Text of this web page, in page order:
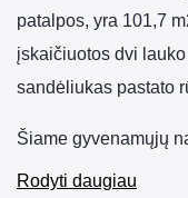
patalpos, yra 101,7
įskaičiuotos dvi
sandėliukas pastato
Šiame gyvenamųjų
Rodyti daugiau